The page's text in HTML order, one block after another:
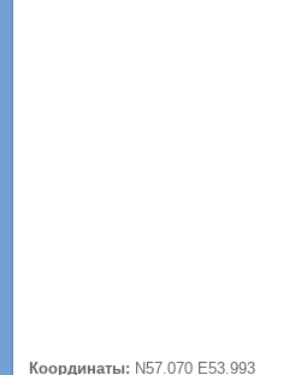
Координаты: N57.070 E53.993